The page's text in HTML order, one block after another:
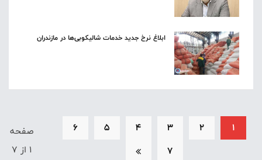
ابلاغ نرخ جدید خدمات شالیکوبی‌ها در مازندران
1
2
3
4
5
6
7
صفحه
1 از 7